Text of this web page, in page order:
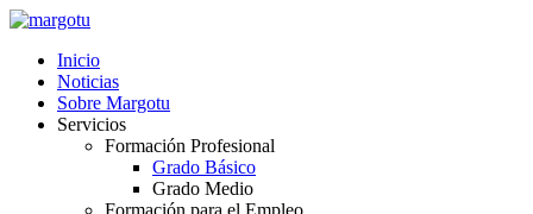
Ir
contenido
Inicio
Noticias
Sobre Margotu
Servicios
Formación Profesional
Grado Básico
Grado Medio
Formación para el Empleo